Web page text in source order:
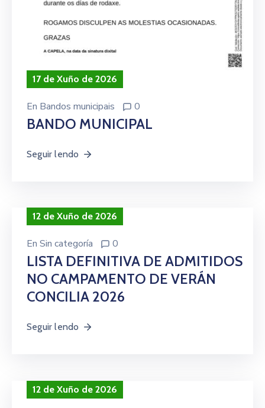
17 de Xuño de 2026
En Bandos municipais 0
BANDO MUNICIPAL
Seguir lendo
12 de Xuño de 2026
En Sin categoría 0
LISTA DEFINITIVA DE ADMITIDOS
NO CAMPAMENTO DE VERÁN
CONCILIA 2026
Seguir lendo
12 de Xuño de 2026